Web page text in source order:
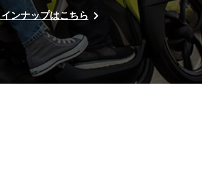
ンナップはこちら